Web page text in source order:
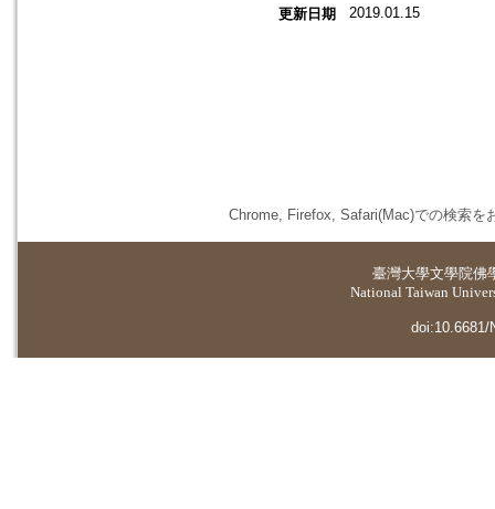
更新日期 2019.01.15
Chrome, Firefox, Safari(Mac)での検索を
臺灣大學文學院佛
National Taiwan
doi:10.6681/